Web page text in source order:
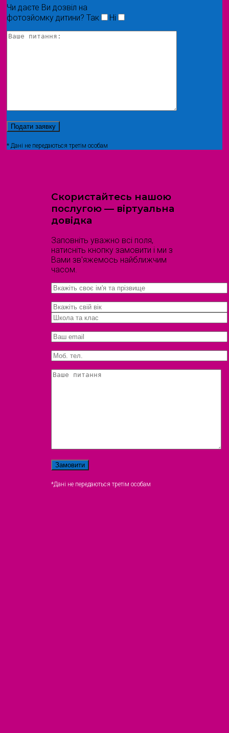
Чи даєте Ви дозвіл на
фотозйомку дитини? Так Ні
* Дані не передаються третім особам
Скористайтесь нашою
послугою — віртуальна
довідка
Заповніть уважно всі поля,
натисніть кнопку замовити і ми з
Вами зв'яжемось найближчим
часом.
*Дані не передаються третім особам